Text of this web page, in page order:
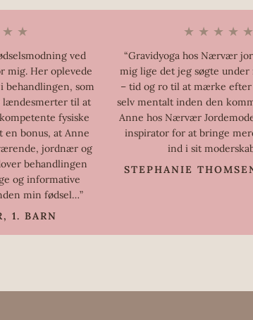
★
ved
mig. Her oplevede
behandlingen, som
til at
fysiske
en bonus, at Anne
jordnær og
behandlingen
og informative
min fødsel…”
1. BARN
★ ★ ★ ★ ★
“Gravidyoga hos Nærvær
mig lige det jeg søgte
– tid og ro til at mærke
selv mentalt inden den
Anne hos Nærvær
inspirator for at bringe
ind i sit
STEPHANIE